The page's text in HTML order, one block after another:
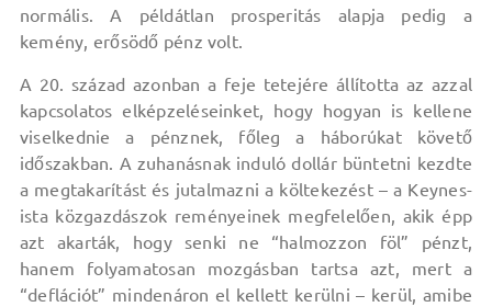
normális. A példátlan prosperitás alapja pedig a
kemény, erősödő pénz volt.
A 20. század azonban a feje tetejére állította az azzal
kapcsolatos elképzeléseinket, hogy hogyan is kellene
viselkednie a pénznek, főleg a háborúkat követő
időszakban. A zuhanásnak induló dollár büntetni kezdte
a megtakarítást és jutalmazni a költekezést – a Keynes-
ista közgazdászok reményeinek megfelelően, akik épp
azt akarták, hogy senki ne “halmozzon föl” pénzt,
hanem folyamatosan mozgásban tartsa azt, mert a
“deflációt” mindenáron el kellett kerülni – kerül, amibe